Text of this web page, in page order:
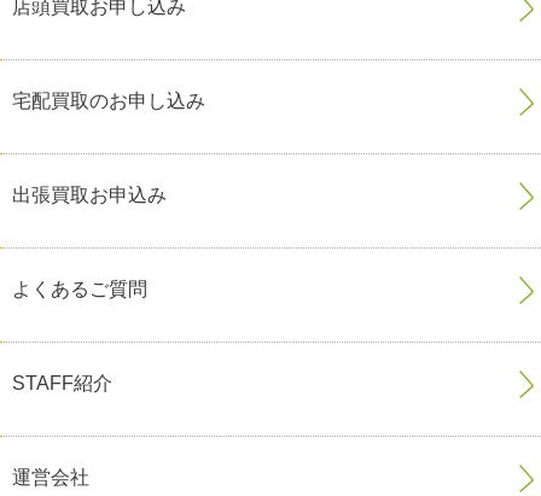
店頭買取お申し込み
宅配買取のお申し込み
出張買取お申込み
よくあるご質問
STAFF紹介
運営会社